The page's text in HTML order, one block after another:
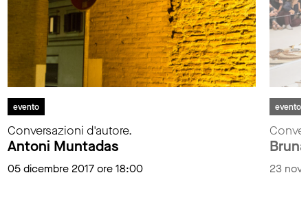
evento
Conversazioni d'autore.
Antoni Muntadas
05 dicembre 2017 ore 18:00
evento
23